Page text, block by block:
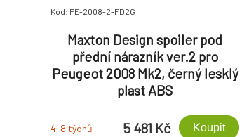
Kód: PE-2008-2-FD2G
Maxton Design spoiler pod
přední nárazník ver.2 pro
Peugeot 2008 Mk2, černý lesklý
plast ABS
4-8 týdnů 5 481 Kč Koupit